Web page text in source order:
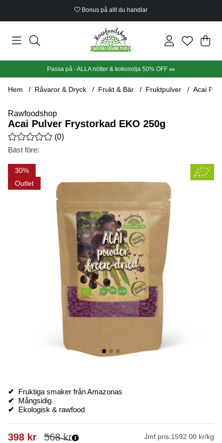
Bonus på allt du handlar
Din
.
Passa på - ALLA nötter & kokosolja 50% OFF 🥜
Hem Råvaror & Dryck Frukt & Bär Fruktpulver Acai
Rawfoodshop
Acai Pulver Frystorkad EKO 250g
Medelbetyg 0 av 5 Antal betyg 0
(0)
Bäst före:
30
Outlet
Produktbilder Acai Pulver Frystorkad EKO 250g
✔
Fruktiga smaker från Amazonas
✔
Mångsidig
✔
Ekologisk & rawfood
568kr
398 kr Jmf.pris:1592.00 kr/kg